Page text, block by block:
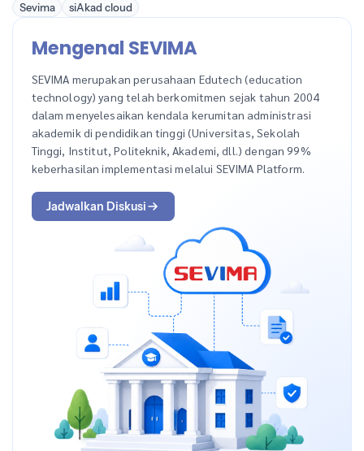
Sevima siAkad cloud
Mengenal SEVIMA
SEVIMA merupakan perusahaan Edutech (education
technology) yang telah berkomitmen sejak tahun 2004
dalam menyelesaikan kendala kerumitan administrasi
akademik di pendidikan tinggi (Universitas, Sekolah
Tinggi, Institut, Politeknik, Akademi, dll.) dengan 99%
keberhasilan implementasi melalui SEVIMA Platform.
Jadwalkan Diskusi